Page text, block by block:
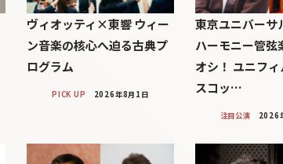
ヴィオッティ×東響 ウィー
ン音楽の核心へ迫る古典プ
ログラム
PICK UP 2026年8月1日
東京ユニバーサ
ハーモニー管弦
オシ！ ユニフィ
スコッ…
注目公演 2026